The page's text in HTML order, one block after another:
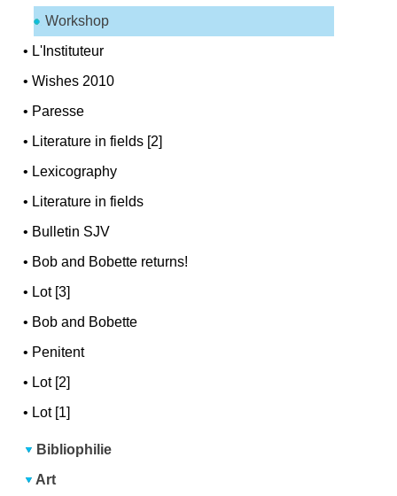
Workshop
• L'Instituteur
•Wishes 2010
• Paresse
• Literature in fields [2]
• Lexicography
• Literature in fields
• Bulletin SJV
• Bob and Bobette returns!
• Lot [3]
• Bob and Bobette
• Penitent
• Lot [2]
• Lot [1]
Bibliophilie
Art